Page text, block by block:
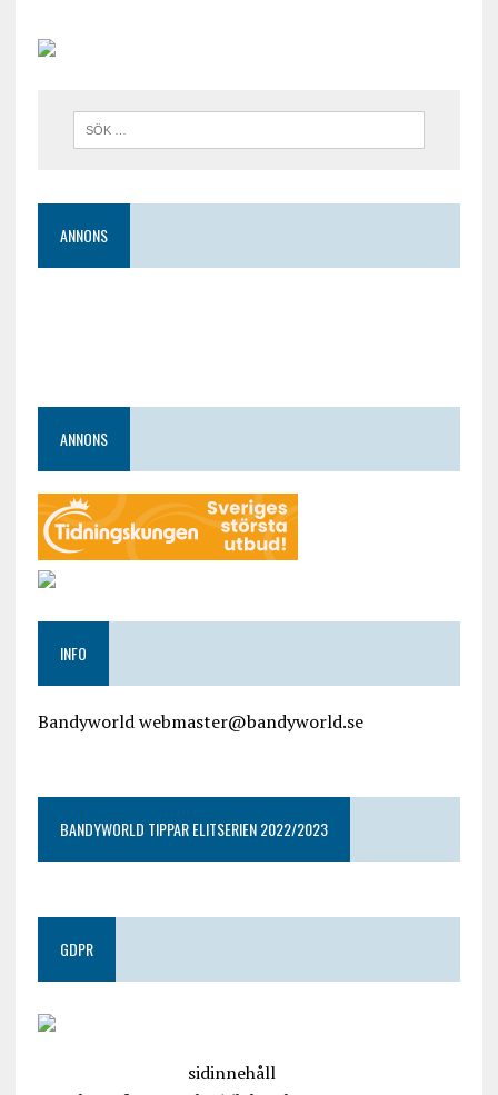
ANNONS
ANNONS
INFO
Bandyworld webmaster@bandyworld.se
BANDYWORLD TIPPAR ELITSERIEN 2022/2023
GDPR
sidinnehåll